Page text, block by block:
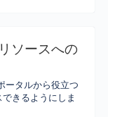
ソースへの
ータルから役立つ
きるようにしま